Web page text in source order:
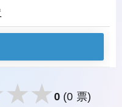
0 (0 票)